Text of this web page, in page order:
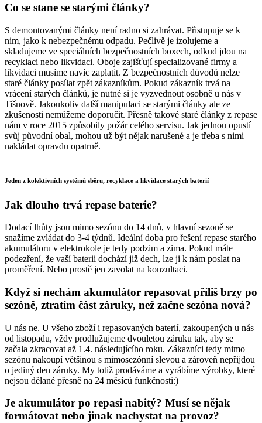
Co se stane se starými články?
S demontovanými články není radno si zahrávat. Přistupuje se k
nim, jako k nebezpečnému odpadu. Pečlivě je izolujeme a
skladujeme ve speciálních bezpečnostních boxech, odkud jdou na
recyklaci nebo likvidaci. Oboje zajišťují specializované firmy a
likvidaci musíme navíc zaplatit. Z bezpečnostních důvodů nelze
staré články posílat zpět zákazníkům. Pokud zákazník trvá na
vrácení starých článků, je nutné si je vyzvednout osobně u nás v
Tišnově. Jakoukoliv další manipulaci se starými články ale ze
zkušenosti nemůžeme doporučit. Přesně takové staré články z repase
nám v roce 2015 způsobily požár celého servisu. Jak jednou opustí
svůj původní obal, mohou už být nějak narušené a je třeba s nimi
nakládat opravdu opatrně.
Jeden z kolektivních systémů sběru, recyklace a likvidace starých baterií
Jak dlouho trvá repase baterie?
Dodací lhůty jsou mimo sezónu do 14 dnů, v hlavní sezoně se
snažíme zvládat do 3-4 týdnů. Ideální doba pro řešení repase starého
akumulátoru v elektrokole je tedy podzim a zima. Pokud máte
podezření, že vaší baterii dochází již dech, lze ji k nám poslat na
proměření. Nebo prostě jen zavolat na konzultaci.
Když si nechám akumulátor repasovat příliš brzy po
sezóně, ztratím část záruky, než začne sezóna nová?
U nás ne. U všeho zboží i repasovaných baterií, zakoupených u nás
od listopadu, vždy prodlužujeme dvouletou záruku tak, aby se
začala zkracovat až 1.4. následujícího roku. Zákazníci tedy mimo
sezónu nakoupí většinou s mimosezónní slevou a zároveň nepřijdou
o jediný den záruky. My totiž prodáváme a vyrábíme výrobky, které
nejsou dělané přesně na 24 měsíců funkčnosti:)
Je akumulátor po repasi nabitý? Musí se nějak
formátovat nebo jinak nachystat na provoz?